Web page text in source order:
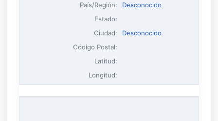
País/Región:
Desconocido
Estado:
Ciudad:
Desconocido
Código Postal:
Latitud:
Longitud: